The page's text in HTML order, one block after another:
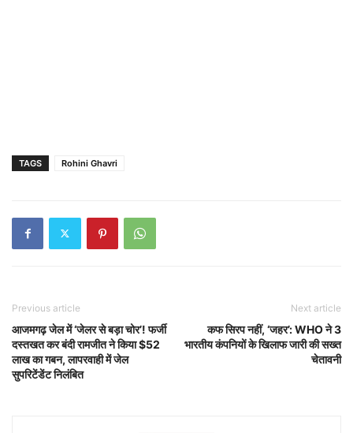
TAGS Rohini Ghavri
Previous article
आजमगढ़ जेल में ‘जेलर से बड़ा चोर’! फर्जी
दस्तखत कर बंदी रामजीत ने किया $52
लाख का गबन, लापरवाही में जेल
सुपरिटेंडेंट निलंबित
Next article
कफ सिरप नहीं, ‘जहर’: WHO ने 3
भारतीय कंपनियों के खिलाफ जारी की सख्त
चेतावनी